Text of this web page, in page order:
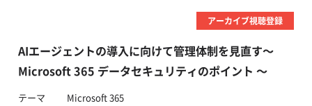
アーカイブ視聴登録
AIエージェントの導入に向けて管理体制を見直す～
Microsoft 365 データセキュリティのポイント ～
テーマ
Microsoft 365